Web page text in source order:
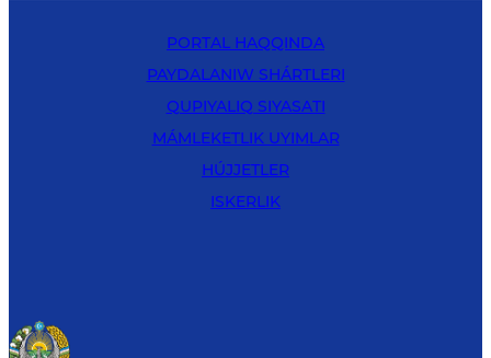
PORTAL HAQQINDA
PAYDALANIW SHÁRTLERI
QUPIYALIQ SIYASATI
MÁMLEKETLIK UYIMLAR
HÚJJETLER
ISKERLIK